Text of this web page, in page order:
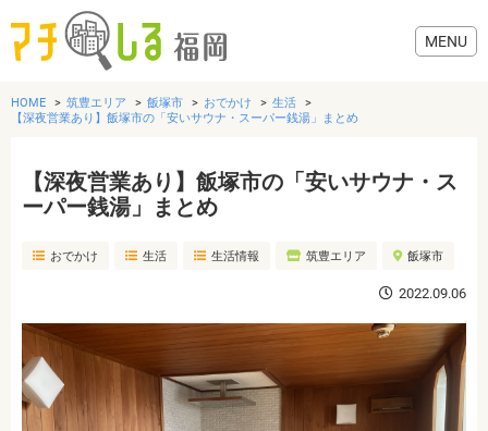
グルメ
美容・健康
歯医者・病院
おでかけ
HOME 筑豊エリア 飯塚市 おでかけ
生活
【深夜営業あり】飯塚市の「安いサウナ・スーパー銭湯」まとめ
【深夜営業あり】飯塚市の「安いサウナ・ス
ーパー銭湯」まとめ
おでかけ 生活 生活情報 筑豊エリア 飯塚市
2022.09.06